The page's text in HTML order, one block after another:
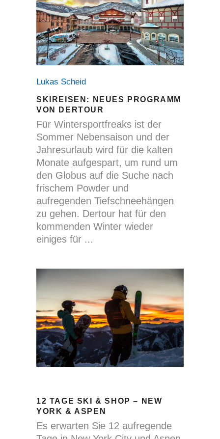
Lukas Scheid
SKIREISEN: NEUES PROGRAMM
VON DERTOUR
Für Wintersportfreaks ist der
Sommer Nebensaison und der
Jahresurlaub wird für die kalten
Monate aufgespart, um rund um
den Globus auf die Suche nach
frischem Powder und
aufregenden Tiefschneehängen
zu gehen. Dertour hat für den
kommenden Winter wieder
einiges für
12 TAGE SKI & SHOP – NEW
YORK & ASPEN
Es erwarten Sie 12 aufregende